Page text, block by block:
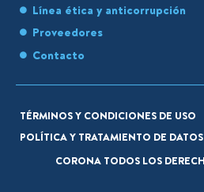
Línea ética y anticorrupción
Proveedores
Contacto
TÉRMINOS Y CONDICIONES DE USO
POLÍTICA Y TRATAMIENTO DE
CORONA TODOS LOS